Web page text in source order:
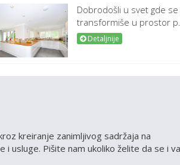
Dobrodošli u svet gde
transformiše u prostor p...
Detaljnije
kreiranje zanimljivog sadržaja na
usluge. Pišite nam ukoliko želite da se i